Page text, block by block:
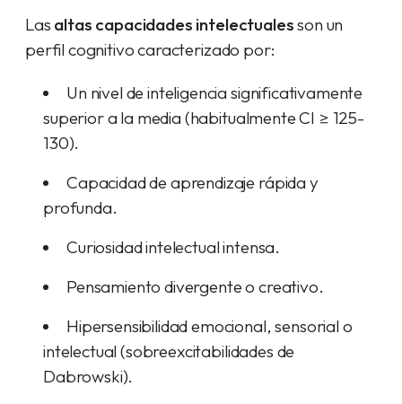
Las altas capacidades intelectualesson un
perfil cognitivo caracterizado por:
Un nivel de inteligencia significativamente
superior a la media (habitualmente CI ≥ 125-
130).
Capacidad de aprendizaje rápida y
profunda.
Curiosidad intelectual intensa.
Pensamiento divergente o creativo.
Hipersensibilidad emocional, sensorial o
intelectual (sobreexcitabilidades de
Dabrowski).